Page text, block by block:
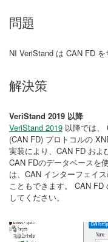
問題
NI VeriStand は CAN FD
解決策
VeriStand 2019 以降
VeriStand 2019 以降では、
(CAN FD) プロトコルの
実装により、CAN FD およ
CAN FDのデータベースを
は、CAN インターフェイ
こともできます。 CAN
してください。